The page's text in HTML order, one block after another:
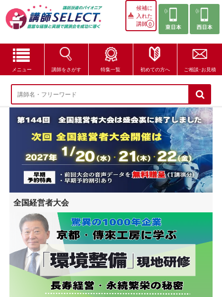
候補に
入れた
講師0
メニュー 講師をさがす 特集一覧 初めての方へ ご相談･お見積
講師をさがす
特集一覧
講師セレクトが選ばれる理由
ブログ・コラム
はじめての方へ
ご相談・お見積
全国経営者大会